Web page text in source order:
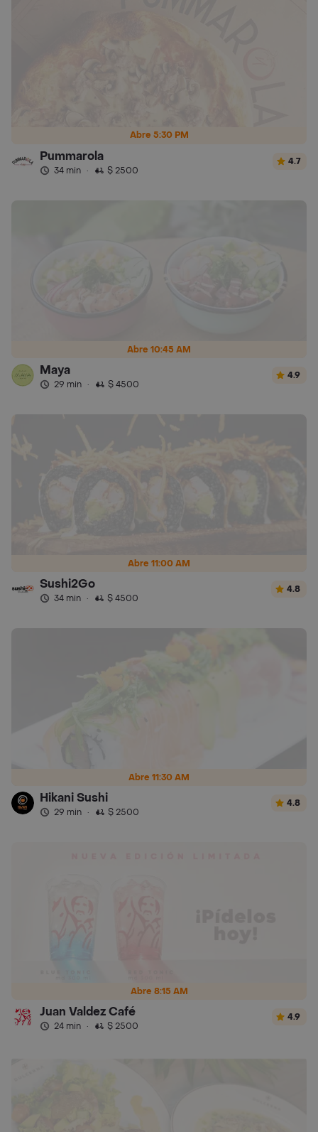
Abre 5:30 PM
Pummarola
34 min · $ 2500
4.7
Abre 10:45 AM
Maya
29 min · $ 4500
4.9
Abre 11:00 AM
Sushi2Go
34 min · $ 4500
4.8
Abre 11:30 AM
Hikani Sushi
29 min · $ 2500
4.8
Abre 8:15 AM
Juan Valdez Café
24 min · $ 2500
4.9